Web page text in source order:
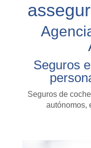
Seguros
Seguros de
autónomos,